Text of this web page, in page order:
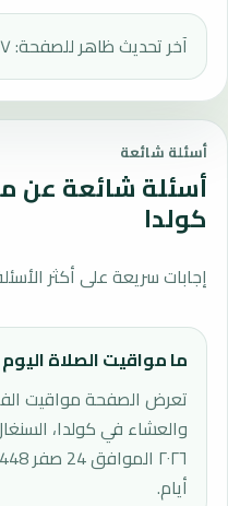
آخر تحديث ظاهر للصفحة: ٧ أغسطس ٢٠٢٦ في ١٢:١٢ ص.
أسئلة شائعة
أسئلة شائعة عن
كولدا
إجابات سريعة على أكثر
ما مواقيت الصلاة
تعرض الصفحة مواقيت
أيام.